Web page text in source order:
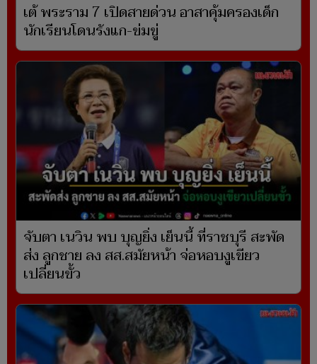
เต้ พระราม 7 เปิดสายด่วน อาสาคุ้มครองเด็ก
นักเรียนโดนรังแก-ข่มขู่
จับตา เนวิน พบ บุญยิ่ง เย็นนี้ ที่ราชบุรี สะพัด
ส่ง ลูกชาย ลง สส.สมัยหน้า จ่อหอบงูเขียว
เปลี่ยนขั้ว